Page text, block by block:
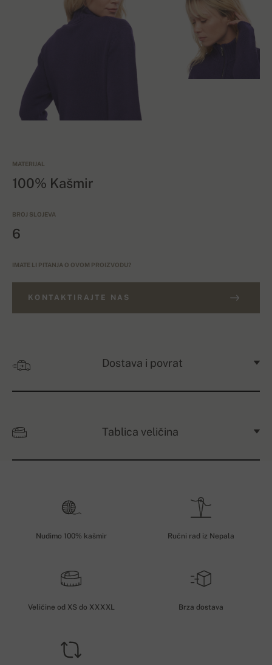
MATERIJAL
100% Kašmir
BROJ SLOJEVA
6
IMATE LI PITANJA O OVOM PROIZVODU?
KONTAKTIRAJTE NAS
Dostava i povrat
Tablica veličina
Nudimo 100% kašmir Ručni rad iz Nepala
Veličine od XS do XXXXL Brza dostava